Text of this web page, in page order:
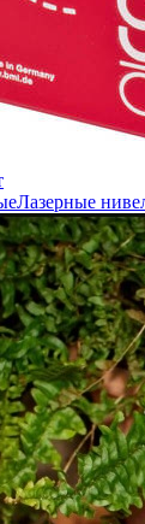
Лазерные